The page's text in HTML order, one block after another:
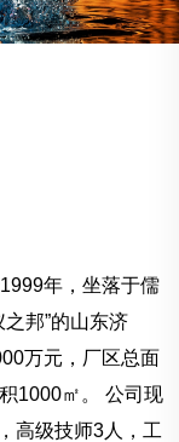
年，坐落于儒
邦”的山东济
万元，厂区总面
1000㎡。 公司现
高级技师3人，工